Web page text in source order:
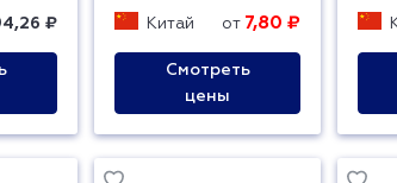
₽ Китай от 7,80 ₽
Смотреть
цены